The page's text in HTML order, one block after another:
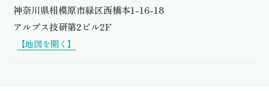
神奈川県相模原市緑区西橋本1-16-18
アルプス技研第2ビル2F
【地図を開く】